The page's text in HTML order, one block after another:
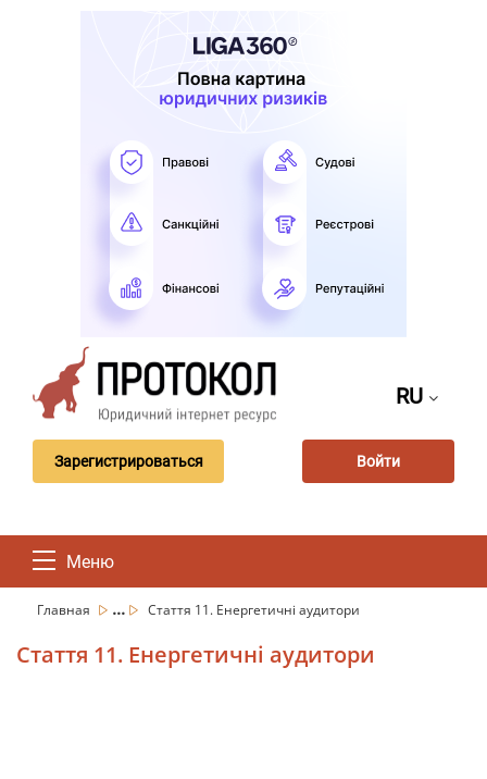
RU
Зарегистрироваться Войти
Меню
Главная ... Стаття 11. Енергетичні аудитори
Стаття 11. Енергетичні аудитори